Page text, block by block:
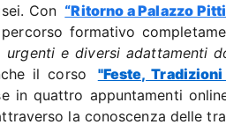
Con “Ritorno a Palazzo
formativo
urgenti e diversi adattamenti
il corso "Feste,
in quattro appuntamenti
la conoscenza delle